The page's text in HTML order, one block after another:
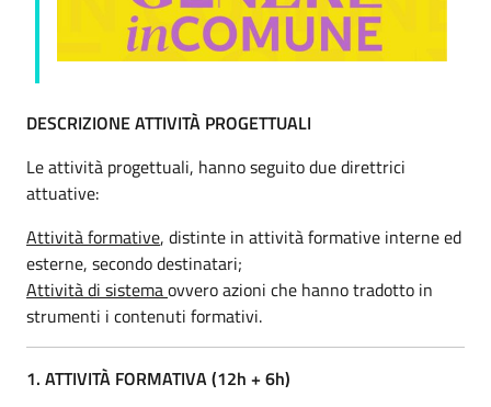
DESCRIZIONEATTIVITÀ PROGETTUALI
Le attività progettuali, hanno seguito due direttrici
attuative:
Attività formative, distinte in attività formative interne ed
esterne, secondo destinatari;
Attività di sistemaovvero azioni che hanno tradotto in
strumenti i contenuti formativi.
1. ATTIVITÀ FORMATIVA (12h + 6h)